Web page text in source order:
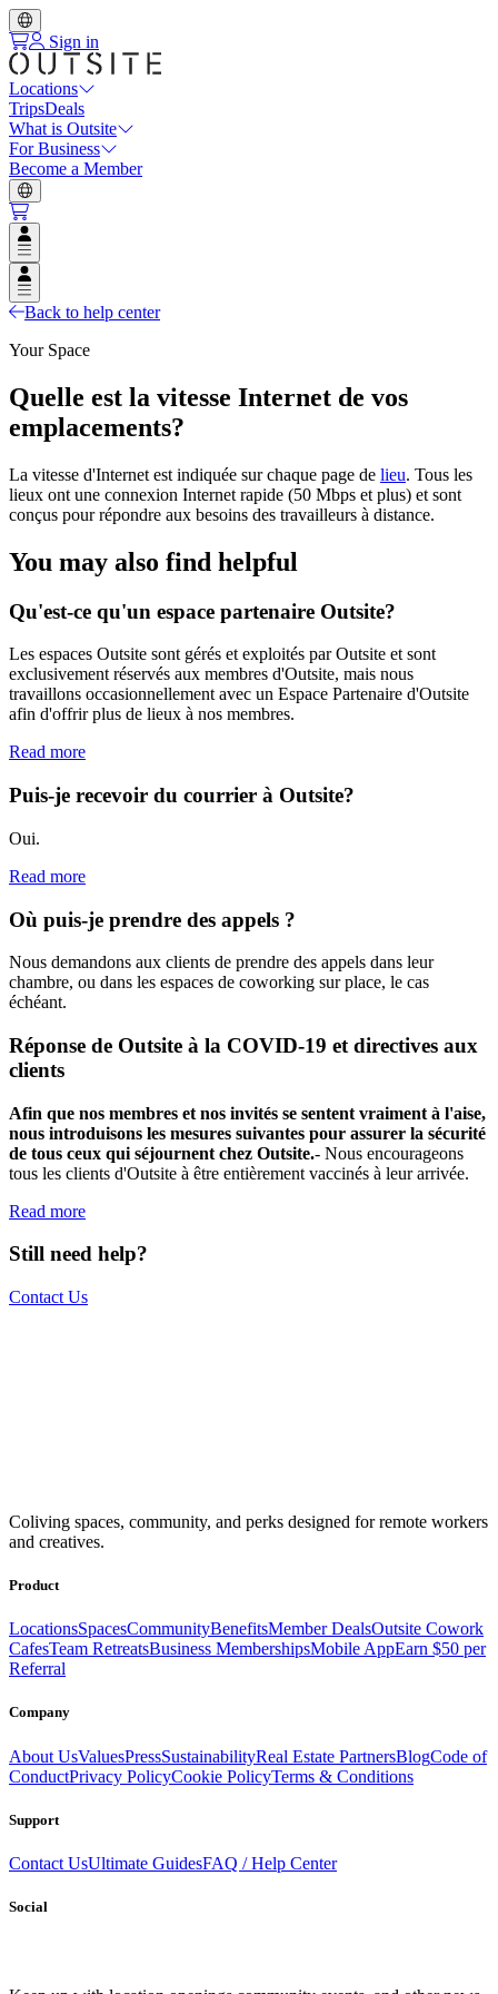
Sign in
Locations
TripsDeals
What is Outsite
For Business
Become a Member
Open user menu
Open user menu
Back to help center
Your Space
Quelle est la vitesse Internet de vos
emplacements?
La vitesse d'Internet est indiquée sur chaque page de lieu. Tous les
lieux ont une connexion Internet rapide (50 Mbps et plus) et sont
conçus pour répondre aux besoins des travailleurs à distance.
You may also find helpful
Qu'est-ce qu'un espace partenaire Outsite?
Les espaces Outsite sont gérés et exploités par Outsite et sont
exclusivement réservés aux membres d'Outsite, mais nous
travaillons occasionnellement avec un Espace Partenaire d'Outsite
afin d'offrir plus de lieux à nos membres.
Read more
Puis-je recevoir du courrier à Outsite?
Oui.
Read more
Où puis-je prendre des appels ?
Nous demandons aux clients de prendre des appels dans leur
chambre, ou dans les espaces de coworking sur place, le cas
échéant.
Réponse de Outsite à la COVID-19 et directives aux
clients
Afin que nos membres et nos invités se sentent vraiment à l'aise,
nous introduisons les mesures suivantes pour assurer la sécurité
de tous ceux qui séjournent chez Outsite.- Nous encourageons
tous les clients d'Outsite à être entièrement vaccinés à leur arrivée.
Read more
Still need help?
Contact Us
equipped with everything you need to be comfortable and
productive.
Coliving spaces, community, and perks designed for remote workers
and creatives.
Product
LocationsSpacesCommunityBenefitsMember DealsOutsite Cowork
CafesTeam RetreatsBusiness MembershipsMobile AppEarn $50 per
Referral
Company
About UsValuesPressSustainabilityReal Estate PartnersBlogCode of
ConductPrivacy PolicyCookie PolicyTerms & Conditions
Support
Contact UsUltimate GuidesFAQ / Help Center
Social